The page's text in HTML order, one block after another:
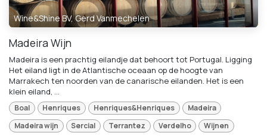
Wine&Shine BV, Gerd Vanmechelen
Madeira Wijn
Madeira is een prachtig eilandje dat behoort tot Portugal. Ligging
Het eiland ligt in de Atlantische oceaan op de hoogte van
Marrakech ten noorden van de canarische eilanden. Het is een
klein eiland, ...
Boal Henriques Henriques&Henriques
Madeira
Madeira wijn
Sercial Terrantez Verdelho Wijnen